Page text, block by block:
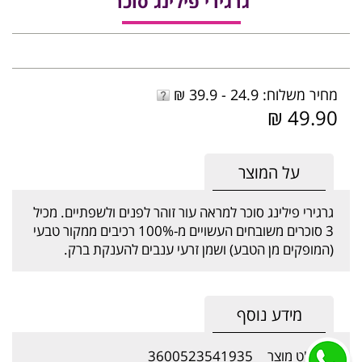
מחיר משלוח: 24.9 - 39.9 ₪
49.90 ₪
על המוצר
גרגירי פילינג סוכר למראה עור זוהר לפנים ולשפתיים. מכיל
3 סוכרים משובחים העשויים מ-100% רכיבים ממקור טבעי
(המופקים מן הטבע) ושמן זרעי ענבים להענקת ברק.
מידע נוסף
מק"ט מוצר 3600523541935